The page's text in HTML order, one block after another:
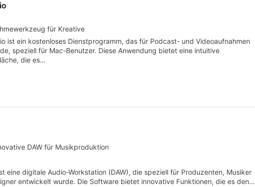
für Kreative
ist ein kostenloses Dienstprogramm, das für Podcast- und Videoaufnahmen
speziell für Mac-Benutzer. Diese Anwendung bietet eine intuitive
die es…
DAW für Musikproduktion
eine digitale Audio-Workstation (DAW), die speziell für Produzenten, Musiker
entwickelt wurde. Die Software bietet innovative Funktionen, die es den…